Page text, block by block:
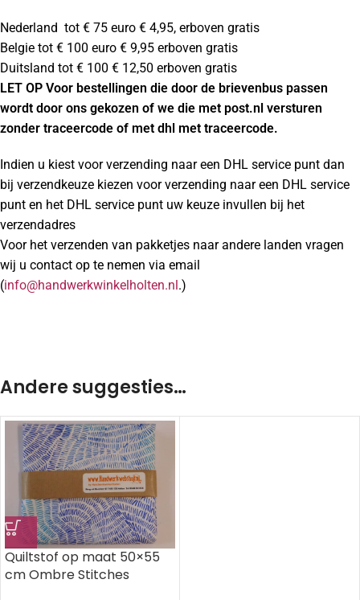
Nederland tot € 75 euro € 4,95, erboven gratis
Belgie tot € 100 euro € 9,95 erboven gratis
Duitsland tot € 100 € 12,50 erboven gratis
LET OP Voor bestellingen die door de brievenbus passen
wordt door ons gekozen of we die met post.nl versturen
zonder traceercode of met dhl met traceercode.
Indien u kiest voor verzending naar een DHL service punt dan
bij verzendkeuze kiezen voor verzending naar een DHL service
punt en het DHL service punt uw keuze invullen bij het
verzendadres
Voor het verzenden van pakketjes naar andere landen vragen
wij u contact op te nemen via email
(info@handwerkwinkelholten.nl.)
Andere suggesties…
Quiltstof op maat 50×55
cm Ombre Stitches